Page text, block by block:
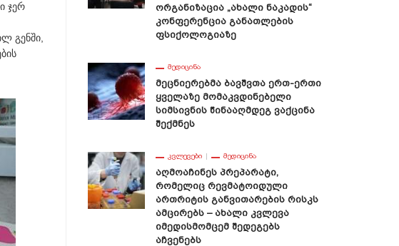
ჯერ
გენში,
Ორგანიზაცია „ახალი Ნაკადის“
Კონფერენცია Განათლების
Ფსიქოლოგიაზე
ᲛᲔᲓᲘᲪᲘᲜᲐ
Მეცნიერებმა Ბავშვთა Ერთ-Ერთი
Ყველაზე Მომაკვდინებელი
Სიმსივნის Წინააღმდეგ Ვაქცინა
Შექმნეს
ᲙᲕᲚᲔᲕᲔᲑᲘ ᲛᲔᲓᲘᲪᲘᲜᲐ
Აღმოაჩინეს Პრეპარატი,
Რომელიც Რევმატოიდული
Ართრიტის Განვითარების Რისკს
Ამცირებს – Ახალი Კვლევა
Იმედისმომცემ Შედეგებს
Აჩვენებს